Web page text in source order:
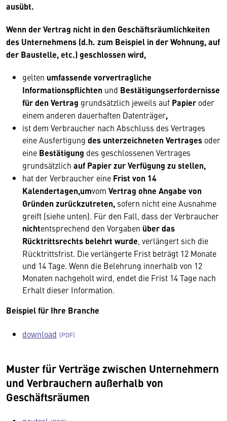
ausübt.
Wenn der Vertrag nicht in den Geschäftsräumlichkeiten
des Unternehmens (d.h. zum Beispiel in der Wohnung, auf
der Baustelle, etc.) geschlossen wird,
gelten umfassende vorvertragliche
Informationspflichten und Bestätigungserfordernisse
für den Vertrag grundsätzlich jeweils auf Papier oder
einem anderen dauerhaften Datenträger,
ist dem Verbraucher nach Abschluss des Vertrages
eine Ausfertigung des unterzeichneten Vertrages oder
eine Bestätigung des geschlossenen Vertrages
grundsätzlich auf Papier zur Verfügung zu stellen,
hat der Verbraucher eine Frist von 14
Kalendertagen,umvom Vertrag ohne Angabe von
Gründen zurückzutreten, sofern nicht eine Ausnahme
greift (siehe unten). Für den Fall, dass der Verbraucher
nichtentsprechend den Vorgaben über das
Rücktrittsrechts belehrt wurde , verlängert sich die
Rücktrittsfrist. Die verlängerte Frist beträgt 12 Monate
und 14 Tage. Wenn die Belehrung innerhalb von 12
Monaten nachgeholt wird, endet die Frist 14 Tage nach
Erhalt dieser Information.
Beispiel für Ihre Branche
download
Muster für Verträge zwischen Unternehmern
und Verbrauchern außerhalb von
Geschäftsräumen